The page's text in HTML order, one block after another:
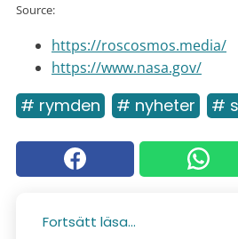
Source:
https://roscosmos.media/
https://www.nasa.gov/
# rymden # nyheter #
Fortsätt läsa...